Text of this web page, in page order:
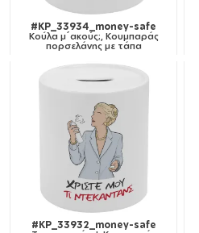
#KP_33934_money-safe
Κούλα μ΄ακούς;, Κουμπαράς
πορσελάνης με τάπα
#KP_33932_money-safe